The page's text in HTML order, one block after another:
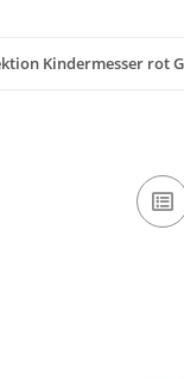
Kindermesser rot